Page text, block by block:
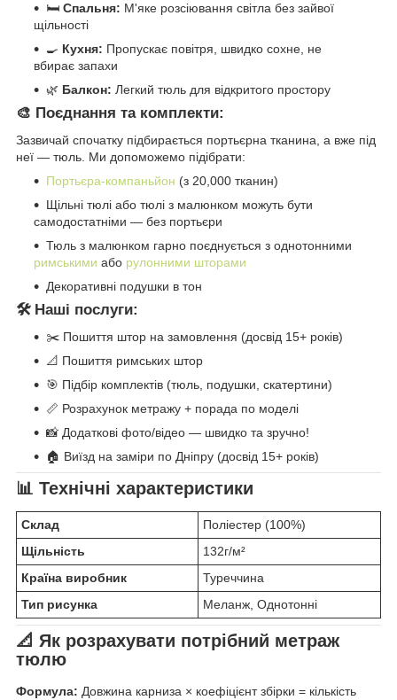
🛏️ Спальня: М'яке розсіювання світла без зайвої
щільності
🍳 Кухня: Пропускає повітря, швидко сохне, не
вбирає запахи
🌿 Балкон: Легкий тюль для відкритого простору
🎨 Поєднання та комплекти:
Зазвичай спочатку підбирається портьєрна тканина, а вже під
неї — тюль. Ми допоможемо підібрати:
Портьєра-компаньйон (з 20,000 тканин)
Щільні тюлі або тюлі з малюнком можуть бути
самодостатніми — без портьєри
Тюль з малюнком гарно поєднується з однотонними
римськими або рулонними шторами
Декоративні подушки в тон
🛠️ Наші послуги:
✂️ Пошиття штор на замовлення (досвід 15+ років)
📐 Пошиття римських штор
🎯 Підбір комплектів (тюль, подушки, скатертини)
📏 Розрахунок метражу + порада по моделі
📸 Додаткові фото/відео — швидко та зручно!
🏠 Виїзд на заміри по Дніпру (досвід 15+ років)
📊 Технічні характеристики
Склад
Поліестер (100%)
Щільність
132г/м²
Країна виробник
Туреччина
Тип рисунка
Меланж, Однотонні
📐 Як розрахувати потрібний метраж
тюлю
Формула: Довжина карниза × коефіцієнт збірки = кількість